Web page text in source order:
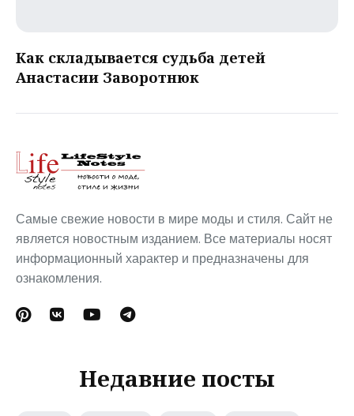
Как складывается судьба детей
Анастасии Заворотнюк
Самые свежие новости в мире моды и стиля. Сайт не
является новостным изданием. Все материалы носят
информационный характер и предназначены для
ознакомления.
Недавние посты